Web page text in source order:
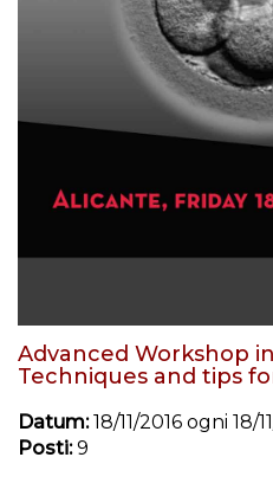
Advanced Workshop
Techniques and tips
Datum:18/11/2016 ogni 18/
Posti:9